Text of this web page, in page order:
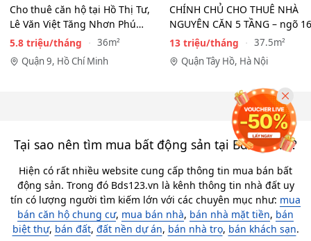
Cho thuê căn hộ tại Hồ Thị Tư,
Lê Văn Việt Tăng Nhơn Phú
Quận 9(cũ) Thủ…
5.8 triệu/tháng
36m²
Quận 9, Hồ Chí Minh
CHÍNH CHỦ CHO THUÊ NHÀ
NGUYÊN CĂN 5 TẦNG – ngõ
Đồng Cổ, Tây Hồ
13 triệu/tháng
37.5m²
Quận Tây Hồ, Hà Nội
Tại sao nên tìm mua bất động sản tại Bds123.vn?
Hiện có rất nhiều website cung cấp thông tin mua bán bất
động sản. Trong đó Bds123.vn là kênh thông tin nhà đất uy
tín có lượng người tìm kiếm lớn với các chuyên mục như: mua
bán căn hộ chung cư, mua bán nhà, bán nhà mặt tiền, bán
biệt thự, bán đất, đất nền dự án, bán nhà trọ, bán khách sạn.